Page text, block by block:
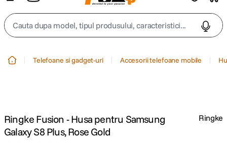
Cauta dupa model, tipul produsului, caracteristici...
trepied telefon
Telefoane si gadget-uri Accesorii telefoane mobile
Ringke Fusion - Husa pentru Samsung
Galaxy S8 Plus, Rose Gold
Ringke